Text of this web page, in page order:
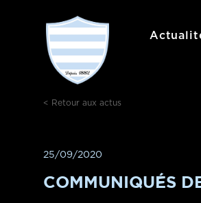
< Retour aux actus
25/09/2020
COMMUNIQUÉS